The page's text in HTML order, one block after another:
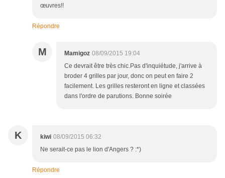
œuvres!!
Répondre
M Mamigoz 08/09/2015 19:04
Ce devrait être très chic.Pas d'inquiétude, j'arrive à
broder 4 grilles par jour, donc on peut en faire 2
facilement. Les grilles resteront en ligne et classées
dans l'ordre de parutions. Bonne soirée
K kiwi 08/09/2015 06:32
Ne serait-ce pas le lion d'Angers ? :*)
Répondre